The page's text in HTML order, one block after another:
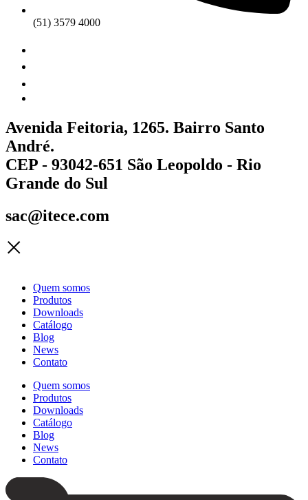
(51) 3579 4000
Avenida Feitoria, 1265. Bairro Santo
André.
CEP - 93042-651 São Leopoldo - Rio
Grande do Sul
sac@itece.com
Quem somos
Produtos
Downloads
Catálogo
Blog
News
Contato
Quem somos
Produtos
Downloads
Catálogo
Blog
News
Contato